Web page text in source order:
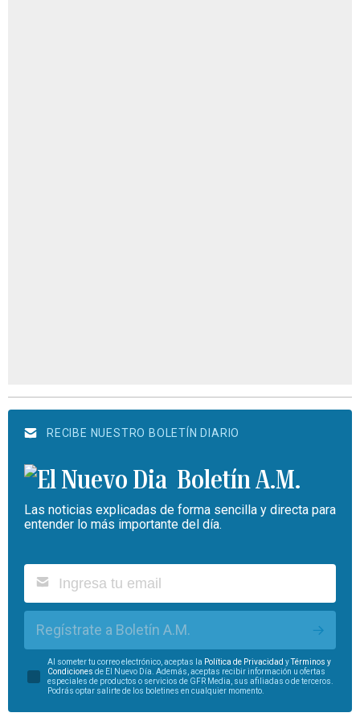
RECIBE NUESTRO BOLETÍN DIARIO
Boletín A.M.
Las noticias explicadas de forma sencilla y directa para
entender lo más importante del día.
Regístrate a Boletín A.M.
Al someter tu correo electrónico, aceptas la Política de Privacidad yTérminos y
Condiciones de El Nuevo Día. Además, aceptas recibir información u ofertas
especiales de productos o servicios de GFR Media, sus afiliadas o de terceros.
Podrás optar salirte de los boletines en cualquier momento.